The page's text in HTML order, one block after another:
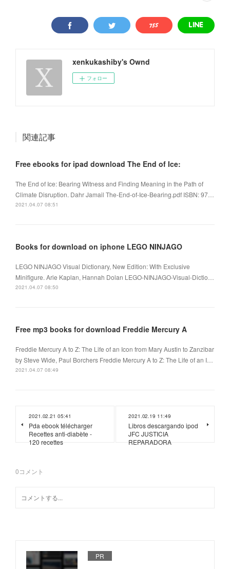
xenkukashiby's Ownd
フォロー
関連記事
Free ebooks for ipad download The End of Ice:
The End of Ice: Bearing Witness and Finding Meaning in the Path of
Climate Disruption. Dahr Jamail The-End-of-Ice-Bearing.pdf ISBN: 97…
2021.04.07 08:51
Books for download on iphone LEGO NINJAGO
LEGO NINJAGO Visual Dictionary, New Edition: With Exclusive
Minifigure. Arie Kaplan, Hannah Dolan LEGO-NINJAGO-Visual-Dictio…
2021.04.07 08:50
Free mp3 books for download Freddie Mercury A
Freddie Mercury A to Z: The Life of an Icon from Mary Austin to Zanzibar
by Steve Wide, Paul Borchers Freddie Mercury A to Z: The Life of an I…
2021.04.07 08:49
2021.02.21 05:41
Pda ebook télécharger
Recettes anti-diabète -
120 recettes
2021.02.19 11:49
Libros descargando ipod
JFC JUSTICIA
REPARADORA
0コメント
PR